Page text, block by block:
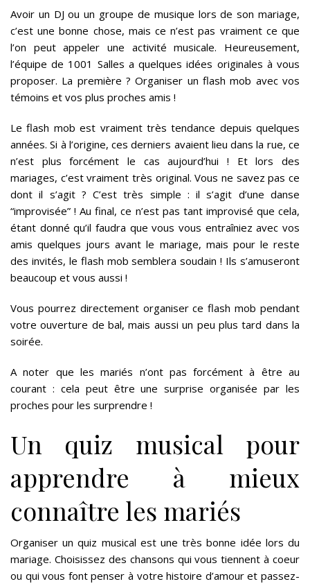
Avoir un DJ ou un groupe de musique lors de son mariage,
c’est une bonne chose, mais ce n’est pas vraiment ce que
l’on peut appeler une activité musicale. Heureusement,
l’équipe de 1001 Salles a quelques idées originales à vous
proposer. La première ? Organiser un flash mob avec vos
témoins et vos plus proches amis !
Le flash mob est vraiment très tendance depuis quelques
années. Si à l’origine, ces derniers avaient lieu dans la rue, ce
n’est plus forcément le cas aujourd’hui ! Et lors des
mariages, c’est vraiment très original. Vous ne savez pas ce
dont il s’agit ? C’est très simple : il s’agit d’une danse
“improvisée” ! Au final, ce n’est pas tant improvisé que cela,
étant donné qu’il faudra que vous vous entraîniez avec vos
amis quelques jours avant le mariage, mais pour le reste
des invités, le flash mob semblera soudain ! Ils s’amuseront
beaucoup et vous aussi !
Vous pourrez directement organiser ce flash mob pendant
votre ouverture de bal, mais aussi un peu plus tard dans la
soirée.
A noter que les mariés n’ont pas forcément à être au
courant : cela peut être une surprise organisée par les
proches pour les surprendre !
Un quiz musical pour
apprendre à mieux
connaître les mariés
Organiser un quiz musical est une très bonne idée lors du
mariage. Choisissez des chansons qui vous tiennent à coeur
ou qui vous font penser à votre histoire d’amour et passez-